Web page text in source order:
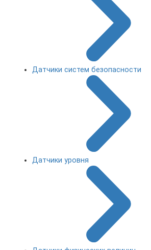
Датчики систем безопасности
Датчики уровня